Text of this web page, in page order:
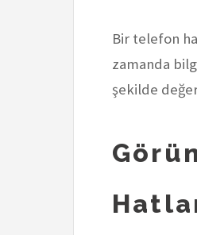
Bir telefon
zamanda
şekilde